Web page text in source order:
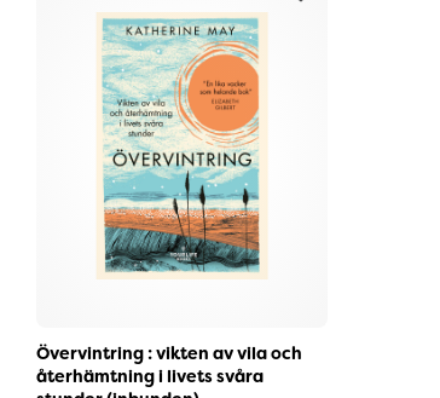
Övervintring : vikten av vila och
återhämtning i livets svåra